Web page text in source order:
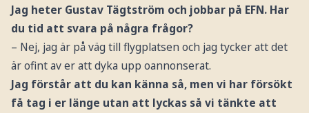
Jag heter Gustav Tägtström och jobbar på EFN. Har
du tid att svara på några frågor?
– Nej, jag är på väg till flygplatsen och jag tycker att det
är ofint av er att dyka upp oannonserat.
Jag förstår att du kan känna så, men vi har försökt
få tag i er länge utan att lyckas så vi tänkte att